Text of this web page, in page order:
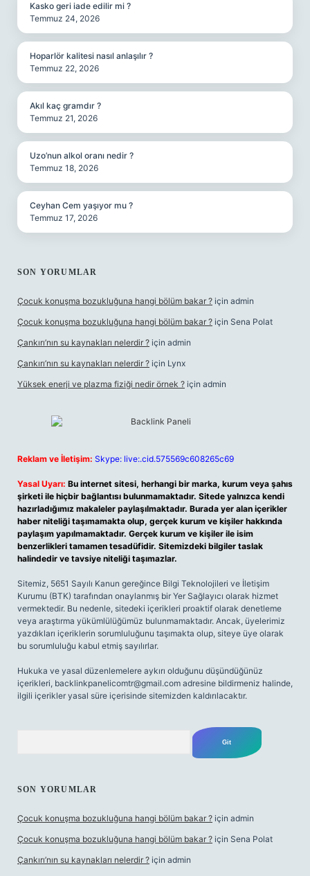
Kasko geri iade edilir mi ?
Temmuz 24, 2026
Hoparlör kalitesi nasıl anlaşılır ?
Temmuz 22, 2026
Akıl kaç gramdır ?
Temmuz 21, 2026
Uzo’nun alkol oranı nedir ?
Temmuz 18, 2026
Ceyhan Cem yaşıyor mu ?
Temmuz 17, 2026
SON YORUMLAR
Çocuk konuşma bozukluğuna hangi bölüm bakar ? için admin
Çocuk konuşma bozukluğuna hangi bölüm bakar ? için Sena Polat
Çankırı’nın su kaynakları nelerdir ? için admin
Çankırı’nın su kaynakları nelerdir ? için Lynx
Yüksek enerji ve plazma fiziği nedir örnek ? için admin
Reklam ve İletişim: Skype: live:.cid.575569c608265c69
Yasal Uyarı: Bu internet sitesi, herhangi bir marka, kurum veya şahıs
şirketi ile hiçbir bağlantısı bulunmamaktadır. Sitede yalnızca kendi
hazırladığımız makaleler paylaşılmaktadır. Burada yer alan içerikler
haber niteliği taşımamakta olup, gerçek kurum ve kişiler hakkında
paylaşım yapılmamaktadır. Gerçek kurum ve kişiler ile isim
benzerlikleri tamamen tesadüfidir. Sitemizdeki bilgiler taslak
halindedir ve tavsiye niteliği taşımazlar.
Sitemiz, 5651 Sayılı Kanun gereğince Bilgi Teknolojileri ve İletişim
Kurumu (BTK) tarafından onaylanmış bir Yer Sağlayıcı olarak hizmet
vermektedir. Bu nedenle, sitedeki içerikleri proaktif olarak denetleme
veya araştırma yükümlülüğümüz bulunmamaktadır. Ancak, üyelerimiz
yazdıkları içeriklerin sorumluluğunu taşımakta olup, siteye üye olarak
bu sorumluluğu kabul etmiş sayılırlar.
Hukuka ve yasal düzenlemelere aykırı olduğunu düşündüğünüz
içerikleri, backlinkpanelicomtr@gmail.com adresine bildirmeniz halinde,
ilgili içerikler yasal süre içerisinde sitemizden kaldırılacaktır.
SON YORUMLAR
Çocuk konuşma bozukluğuna hangi bölüm bakar ? için admin
Çocuk konuşma bozukluğuna hangi bölüm bakar ? için Sena Polat
Çankırı’nın su kaynakları nelerdir ? için admin